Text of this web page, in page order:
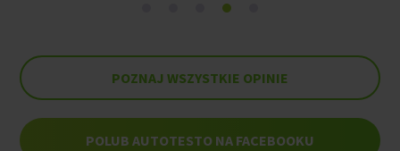
POZNAJ WSZYSTKIE OPINIE
POLUB AUTOTESTO NA FACEBOOKU